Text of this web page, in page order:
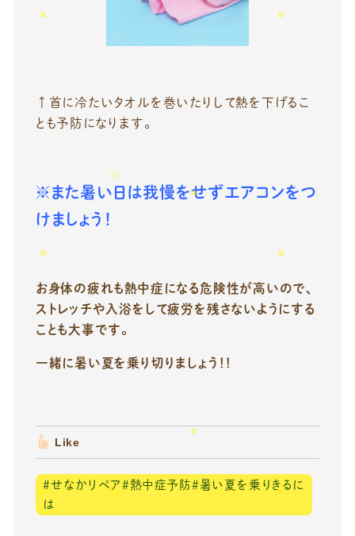
↑首に冷たいタオルを巻いたりして熱を下げるこ
とも予防になります。
※また暑い日は我慢をせずエアコンをつ
けましょう！
お身体の疲れも熱中症になる危険性が高いので、
ストレッチや入浴をして疲労を残さないようにする
ことも大事です。
一緒に暑い夏を乗り切りましょう！！
Like
＃せなかリペア＃熱中症予防＃暑い夏を乗りきるに
は